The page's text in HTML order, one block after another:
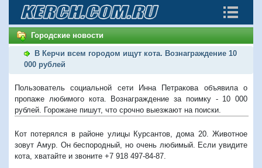
Городские новости
В Керчи всем городом ищут кота. Вознаграждение 10
000 рублей
Пользователь социальной сети Инна Петракова объявила о
пропаже любимого кота. Вознаграждение за поимку - 10 000
рублей. Горожане пишут, что срочно выезжают на поиски.
Кот потерялся в районе улицы Курсантов, дома 20. Животное
зовут Амур. Он беспородный, но очень любимый. Если увидите
кота, хватайте и звоните +7 918 497-84-87.